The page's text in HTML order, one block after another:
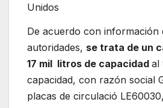
Unidos
De acuerdo con información
autoridades, se trata de un
17 mil litros de capacidad al
capacidad, con razón social
placas de circulació